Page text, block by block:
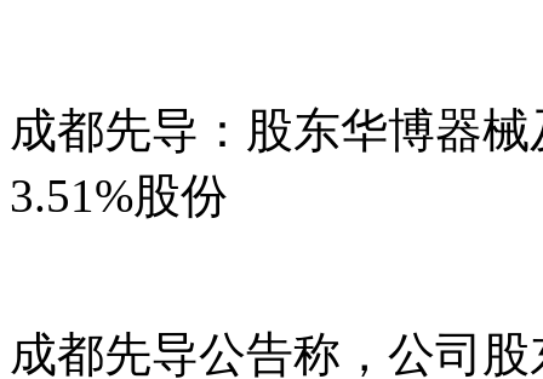
成都先导：股东华博器
3.51%股份
成都先导公告称，公司